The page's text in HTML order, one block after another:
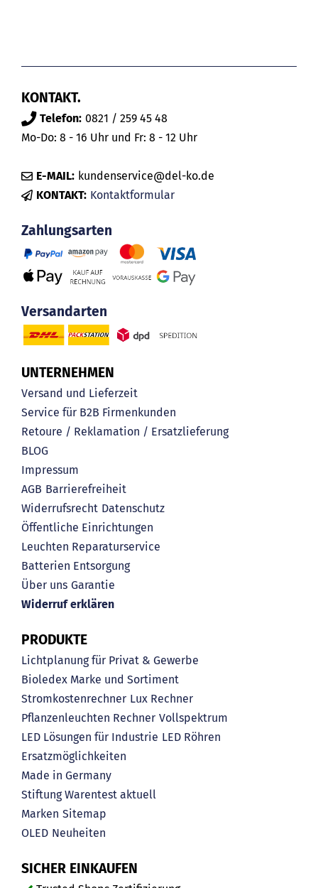
KONTAKT.
Telefon: 0821 / 259 45 48
Mo-Do: 8 - 16 Uhr und Fr: 8 - 12 Uhr
E-MAIL: kundenservice@del-ko.de
KONTAKT: Kontaktformular
Zahlungsarten
Versandarten
UNTERNEHMEN
Versand und Lieferzeit
Service für B2B Firmenkunden
Retoure / Reklamation / Ersatzlieferung
BLOG
Impressum
AGB Barrierefreiheit
Widerrufsrecht Datenschutz
Öffentliche Einrichtungen
Leuchten Reparaturservice
Batterien Entsorgung
Über uns Garantie
Widerruf erklären
PRODUKTE
Lichtplanung für Privat & Gewerbe
Bioledex Marke und Sortiment
Stromkostenrechner Lux Rechner
Pflanzenleuchten Rechner Vollspektrum
LED Lösungen für Industrie LED Röhren
Ersatzmöglichkeiten
Made in Germany
Stiftung Warentest aktuell
Marken Sitemap
OLED Neuheiten
SICHER EINKAUFEN